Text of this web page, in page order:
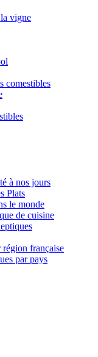
vigne
comestibles
à nos jours
Plats
le monde
de cuisine
région française
par pays